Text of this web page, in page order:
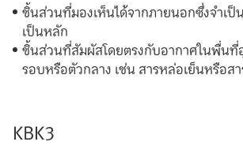
ชิ้นส่วนที่มองเห็นได้จากภายนอกซึ่งจำเ
เป็นหลัก
ชิ้นส่วนที่สัมผัสโดยตรงกับอากาศในพื่นที่
รอบหรือตัวกลาง เช่น สารหล่อเย็นหรือส
KBK3